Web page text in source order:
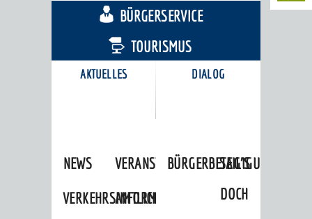
AKTUELLES
NEWS
VERANSTALTUNGSKALENDER
VERKEHRSINFORMATIONEN
AMTLICHE
DIALOG
BÜRGERBETEILIGUNG
SAG'S
DOCH
BÜRGERSERVICE
TOURISMUS
KARRIEREPORTAL